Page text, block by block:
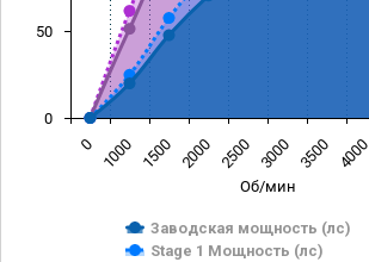
Об/мин
Заводская мощность (лс)
Stage 1 Мощность (лс)
0 1000 1500 2000 2500 3000 3500 4000
0
50